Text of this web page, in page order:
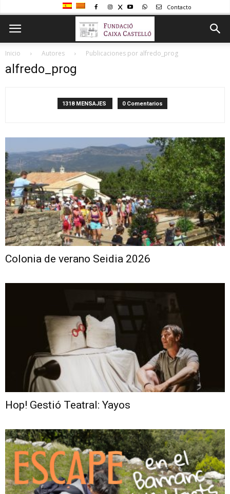
Contacto
Inicio Autores Publicaciones por alfredo_prog
alfredo_prog
1318 MENSAJES 0 Comentarios
Colonia de verano Seidia 2026
Hop! Gestió Teatral: Yayos